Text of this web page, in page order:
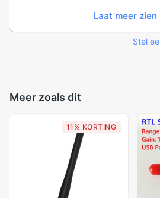
Laat meer zien
Stel
Meer zoals dit
11% KORTING